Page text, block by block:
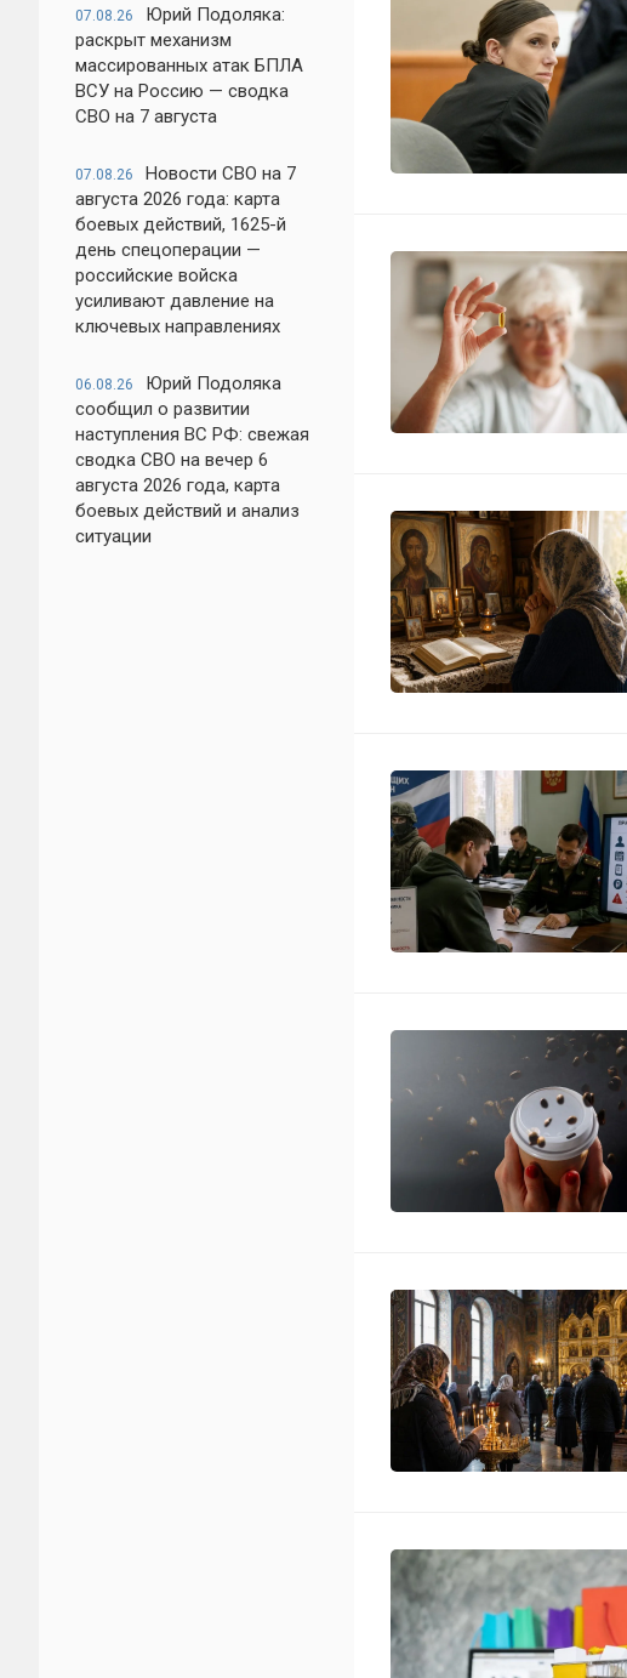
07.08.26
Юрий Подоляка:
раскрыт механизм
массированных атак БПЛА
ВСУ на Россию — сводка
СВО на 7 августа
07.08.26
Новости СВО на 7
августа 2026 года: карта
боевых действий, 1625-й
день спецоперации —
российские войска
усиливают давление на
ключевых направлениях
06.08.26
Юрий Подоляка
сообщил о развитии
наступления ВС РФ: свежая
сводка СВО на вечер 6
августа 2026 года, карта
боевых действий и анализ
ситуации